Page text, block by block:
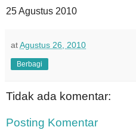
25 Agustus 2010
atAgustus 26, 2010
Berbagi
Tidak ada komentar:
Posting Komentar